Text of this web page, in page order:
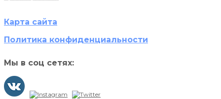
Карта сайта
Политика конфиденциальности
Мы в соц сетях: